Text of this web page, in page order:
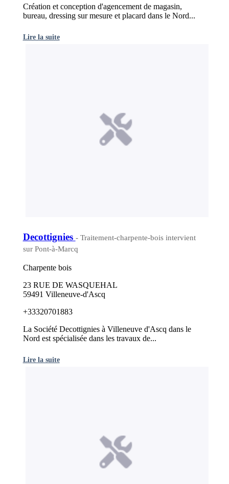
Création et conception d'agencement de magasin,
bureau, dressing sur mesure et placard dans le Nord...
Lire la suite
Decottignies - Traitement-charpente-bois intervient
sur Pont-à-Marcq
Charpente bois
23 RUE DE WASQUEHAL
59491 Villeneuve-d'Ascq
+33320701883
La Société Decottignies à Villeneuve d'Ascq dans le
Nord est spécialisée dans les travaux de...
Lire la suite